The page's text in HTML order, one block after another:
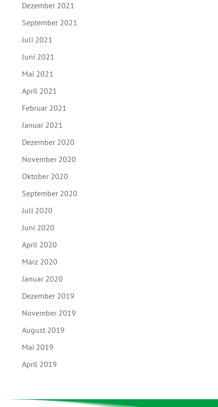
Dezember 2021
September 2021
Juli 2021
Juni 2021
Mai 2021
April 2021
Februar 2021
Januar 2021
Dezember 2020
November 2020
Oktober 2020
September 2020
Juli 2020
Juni 2020
April 2020
März 2020
Januar 2020
Dezember 2019
November 2019
August 2019
Mai 2019
April 2019